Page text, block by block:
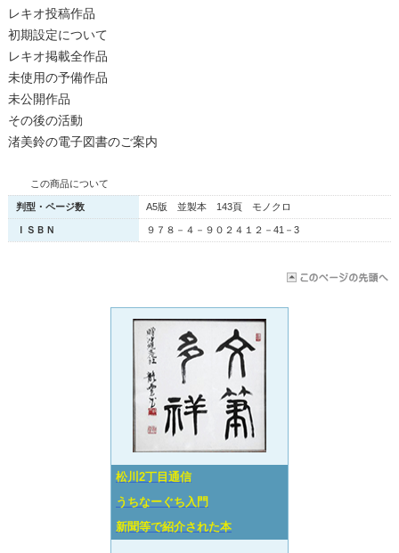
レキオ投稿作品
初期設定について
レキオ掲載全作品
未使用の予備作品
未公開作品
その後の活動
渚美鈴の電子図書のご案内
この商品について
判型・ページ数 A5版 並製本 143頁 モノクロ
ＩＳＢＮ ９７８－４－９０２４１２－41－3
松川2丁目通信
うちなーぐち入門
新聞等で紹介された本